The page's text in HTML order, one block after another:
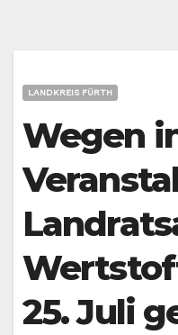
LANDKREIS FÜRTH
Wegen
25. Juli